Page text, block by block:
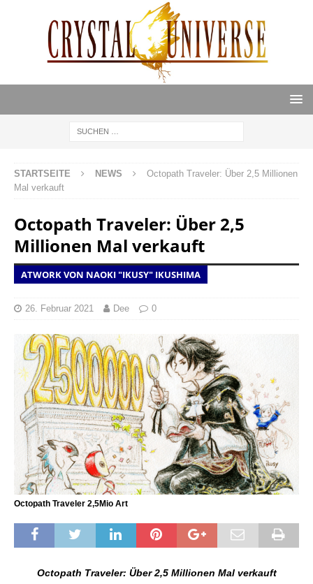
STARTSEITE NEWS
Octopath Traveler: Über 2,5 Millionen
Mal verkauft
Octopath Traveler: Über 2,5
Millionen Mal verkauft
ATWORK VON NAOKI "IKUSY" IKUSHIMA
26. Februar 2021 Dee 0
Octopath Traveler 2,5Mio Art
Octopath Traveler: Über 2,5 Millionen Mal verkauft